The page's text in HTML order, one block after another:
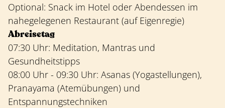
Optional: Snack im Hotel oder Abendessen im
nahegelegenen Restaurant (auf Eigenregie)
Abreisetag
07:30 Uhr: Meditation, Mantras und
Gesundheitstipps
08:00 Uhr - 09:30 Uhr: Asanas (Yogastellungen),
Pranayama (Atemübungen) und
Entspannungstechniken